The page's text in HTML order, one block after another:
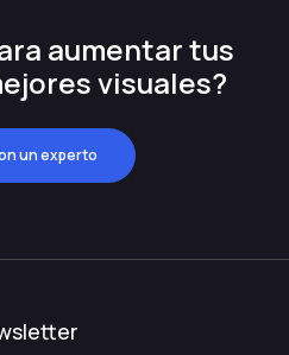
aumentar tus
visuales?
un experto